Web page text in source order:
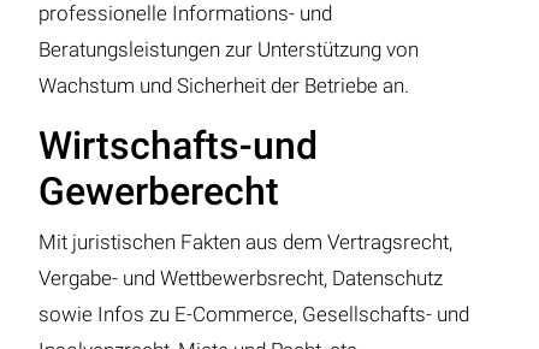
professionelle Informations- und
Beratungsleistungen zur Unterstützung von
Wachstum und Sicherheit der Betriebe an.
Wirtschafts-und
Gewerberecht
Mit juristischen Fakten aus dem Vertragsrecht,
Vergabe- und Wettbewerbsrecht, Datenschutz
sowie Infos zu E-Commerce, Gesellschafts- und